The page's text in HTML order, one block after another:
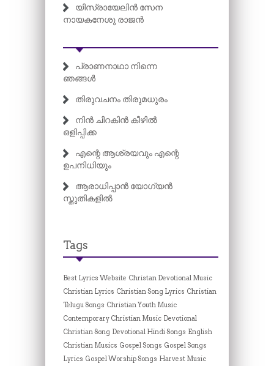
യിസ്രായേലിൻ സേന
നായകനേശു രാജൻ
പ്രാണനാഥാ നിന്നെ
ഞങ്ങൾ
തിരുവചനം തിരുമധുരം
നിൻ ചിറകിൻ കീഴിൽ
ഒളിപ്പിക്ക
എന്റെ ആശ്രയവും എന്റെ
ഉപനിധിയും
ആരാധിപ്പാൻ യോഗ്യൻ
സ്തുതികളിൽ
Tags
Best Lyrics Website Christan Devotional Music
Christian Lyrics Christian Song Lyrics Christian
Telugu Songs Christian Youth Music
Contemporary Christian Music Devotional
Christian Song Devotional Hindi Songs English
Christian Musics Gospel Songs Gospel Songs
Lyrics Gospel Worship Songs Harvest Music